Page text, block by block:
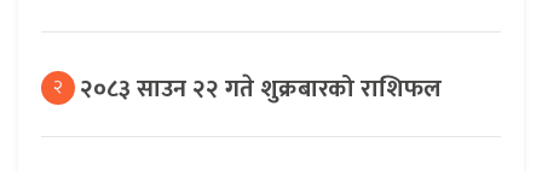
२ २०८३ साउन २२ गते शुक्रबारको राशिफल